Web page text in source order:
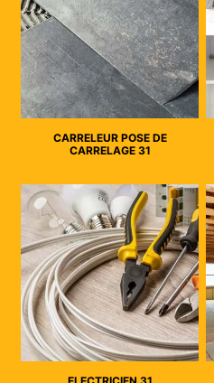
CARRELEUR POSE DE
CARRELAGE 31